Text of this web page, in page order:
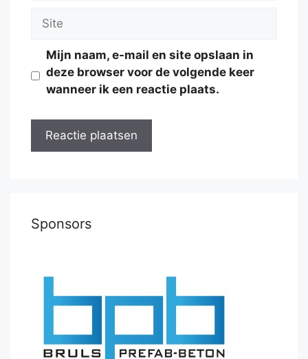
Site
Mijn naam, e-mail en site opslaan in
deze browser voor de volgende keer
wanneer ik een reactie plaats.
Sponsors